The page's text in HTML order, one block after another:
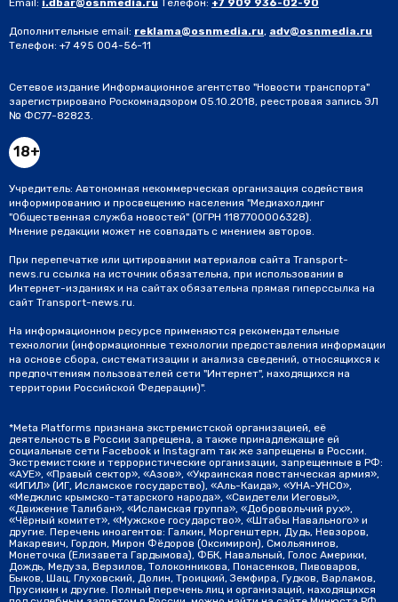
Email: i.dbar@osnmedia.ru Телефон: +7 909 936-02-90
Дополнительные email: reklama@osnmedia.ru, adv@osnmedia.ru
Телефон: +7 495 004-56-11
Сетевое издание Информационное агентство "Новости транспорта"
зарегистрировано Роскомнадзором 05.10.2018, реестровая запись ЭЛ
№ ФС77-82823.
18+
Учредитель: Автономная некоммерческая организация содействия
информированию и просвещению населения "Медиахолдинг
"Общественная служба новостей" (ОГРН 1187700006328).
Мнение редакции может не совпадать с мнением авторов.
При перепечатке или цитировании материалов сайта Transport-
news.ru ссылка на источник обязательна, при использовании в
Интернет-изданиях и на сайтах обязательна прямая гиперссылка на
сайт Transport-news.ru.
На информационном ресурсе применяются рекомендательные
технологии (информационные технологии предоставления информации
на основе сбора, систематизации и анализа сведений, относящихся к
предпочтениям пользователей сети "Интернет", находящихся на
территории Российской Федерации)".
*Meta Platforms признана экстремистской организацией, её
деятельность в России запрещена, а также принадлежащие ей
социальные сети Facebook и Instagram так же запрещены в России.
Экстремистские и террористические организации, запрещенные в РФ:
«АУЕ», «Правый сектор», «Азов», «Украинская повстанческая армия»,
«ИГИЛ» (ИГ, Исламское государство), «Аль-Каида», «УНА-УНСО»,
«Меджлис крымско-татарского народа», «Свидетели Иеговы»,
«Движение Талибан», «Исламская группа», «Добровольчий рух»,
«Чёрный комитет», «Мужское государство», «Штабы Навального» и
другие. Перечень иноагентов: Галкин, Моргенштерн, Дудь, Невзоров,
Макаревич, Гордон, Мирон Фёдоров (Оксимирон), Смольянинов,
Монеточка (Елизавета Гардымова), ФБК, Навальный, Голос Америки,
Дождь, Медуза, Верзилов, Толоконникова, Понасенков, Пивоваров,
Быков, Шац, Глуховский, Долин, Троицкий, Земфира, Гудков, Варламов,
Прусикин и другие. Полный перечень лиц и организаций, находящихся